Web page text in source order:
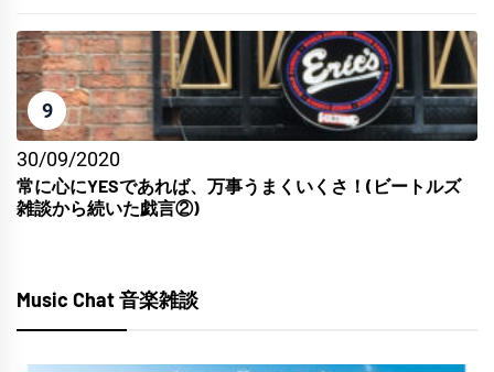
9
30/09/2020
常に心にYESであれば、万事うまくいくさ！(ビートルズ
雑談から続いた戯言②)
Music Chat 音楽雑談